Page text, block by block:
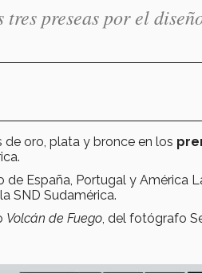
preseas por el
de oro, plata y bronce en los
España, Portugal y América
SND Sudamérica.
Volcán de Fuego , del fotógrafo